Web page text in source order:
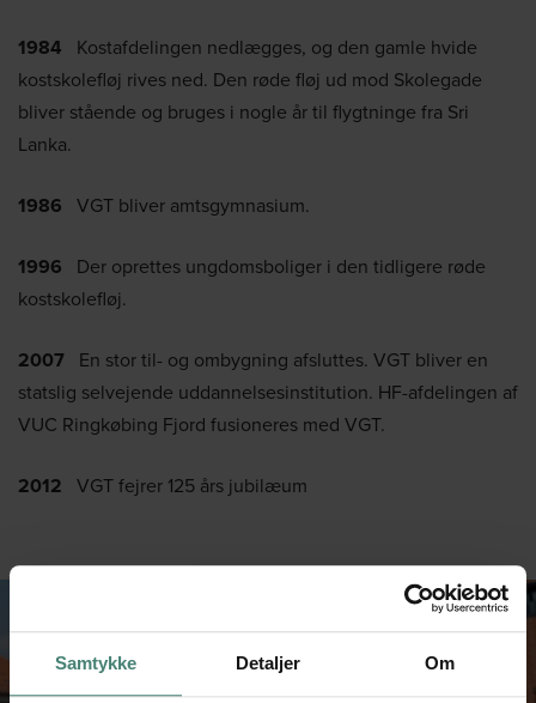
Samtykke Detaljer Om
1984 Kostafdelingen nedlægges, og den gamle hvide
kostskolefløj rives ned. Den røde fløj ud mod Skolegade
bliver stående og bruges i nogle år til flygtninge fra Sri
Lanka.
1986 VGT bliver amtsgymnasium.
1996 Der oprettes ungdomsboliger i den tidligere røde
kostskolefløj.
2007 En stor til- og ombygning afsluttes. VGT bliver en
statslig selvejende uddannelsesinstitution. HF-afdelingen af
VUC Ringkøbing Fjord fusioneres med VGT.
2012 VGT fejrer 125 års jubilæum